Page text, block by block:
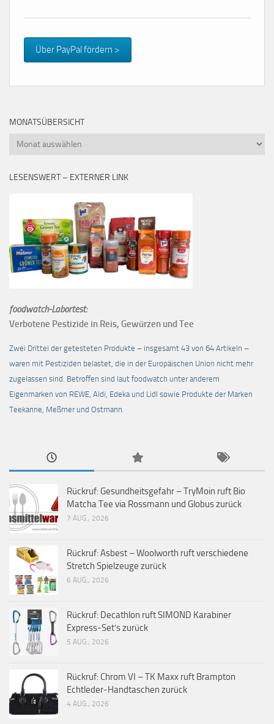
Über PayPal fördern >
MONATSÜBERSICHT
Monatsübersicht
LESENSWERT – EXTERNER LINK
foodwatch-Labortest:
Verbotene Pestizide in Reis, Gewürzen und Tee
Zwei Drittel der getesteten Produkte – insgesamt 43 von 64 Artikeln –
waren mit Pestiziden belastet, die in der Europäischen Union nicht mehr
zugelassen sind. Betroffen sind laut foodwatch unter anderem
Eigenmarken von REWE, Aldi, Edeka und Lidl sowie Produkte der Marken
Teekanne, Meßmer und Ostmann.
Rückruf: Gesundheitsgefahr – TryMoin ruft Bio
Matcha Tee via Rossmann und Globus zurück
7 AUG., 2026
Rückruf: Asbest – Woolworth ruft verschiedene
Stretch Spielzeuge zurück
6 AUG., 2026
Rückruf: Decathlon ruft SIMOND Karabiner
Express-Set’s zurück
5 AUG., 2026
Rückruf: Chrom VI – TK Maxx ruft Brampton
Echtleder-Handtaschen zurück
4 AUG., 2026